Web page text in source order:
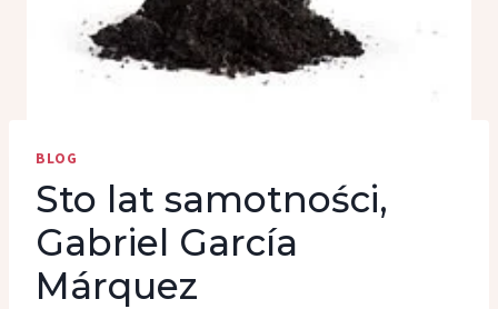
BLOG
Sto lat samotności,
Gabriel García
Márquez